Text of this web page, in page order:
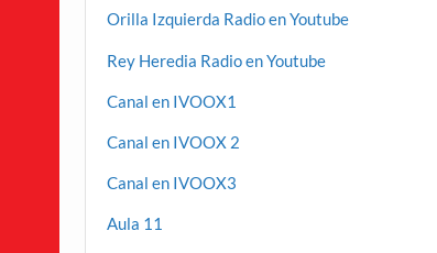
Orilla Izquierda Radio en Youtube
Rey Heredia Radio en Youtube
Canal en IVOOX1
Canal en IVOOX 2
Canal en IVOOX3
Aula 11